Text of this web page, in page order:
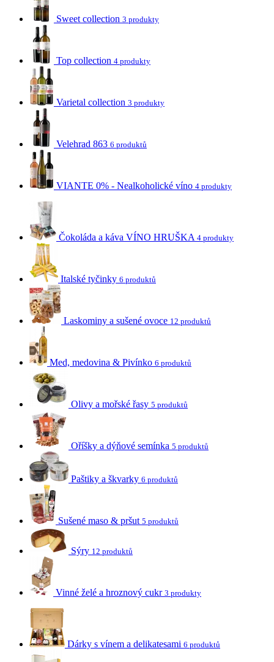
Sweet collection 3 produkty
Top collection 4 produkty
Varietal collection 3 produkty
Velehrad 863 6 produktů
VIANTE 0% - Nealkoholické víno 4 produkty
Čokoláda a káva VÍNO HRUŠKA 4 produkty
Italské tyčinky 6 produktů
Laskominy a sušené ovoce 12 produktů
Med, medovina & Pivínko 6 produktů
Olivy a mořské řasy 5 produktů
Oříšky a dýňové semínka 5 produktů
Paštiky a škvarky 6 produktů
Sušené maso & pršut 5 produktů
Sýry 12 produktů
Vinné želé a hroznový cukr 3 produkty
Dárky s vínem a delikatesami 6 produktů